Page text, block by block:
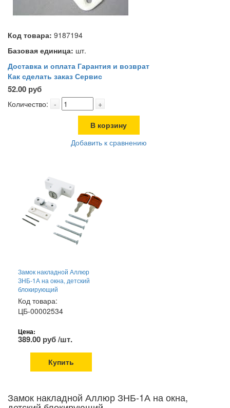
Код товара: 9187194
Базовая единица: шт.
Доставка и оплата Гарантия и возврат
Как сделать заказ Сервис
52.00 руб
Количество: - +
В корзину
Добавить к сравнению
Замок накладной Аллюр
ЗНБ-1А на окна, детский
блокирующий
Код товара:
ЦБ-00002534
Цена:
389.00 руб /шт.
Купить
Замок накладной Аллюр ЗНБ-1А на окна,